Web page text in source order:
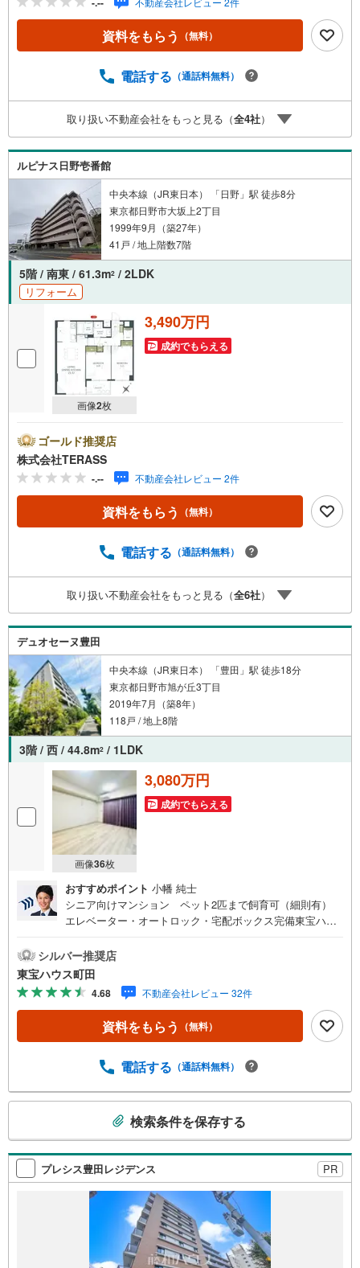
歩14分■全居室採光有（LDと洋室1室は2面採光）■LDが見
渡せる対面式キッチン■遮音効果の高い防音サッシ■結露を
抑え断熱性もある複層ガラス■24時間ゴミ出し可能で室内
資料をもらう （無料）
電話する （通話料無料）
取り扱い不動産会社をもっと見る（全4社）
ルピナス日野壱番館
中央本線（JR東日本） 「日野」駅 徒歩8分
東京都日野市大坂上2丁目
1999年9月（築27年）
41戸 / 地上階数7階
5階 / 南東 / 61.3m2 / 2LDK
リフォーム
画像2枚
3,490万円
成約でもらえる
ゴールド推奨店
株式会社TERASS
-.-- 不動産会社レビュー 2件
資料をもらう （無料）
電話する （通話料無料）
取り扱い不動産会社をもっと見る（全6社）
デュオセーヌ豊田
中央本線（JR東日本） 「豊田」駅 徒歩18分
東京都日野市旭が丘3丁目
2019年7月（築8年）
118戸 / 地上8階
3階 / 西 / 44.8m2 / 1LDK
画像36枚
3,080万円
成約でもらえる
おすすめポイント 小幡 純士
シニア向けマンション ペット2匹まで飼育可（細則有）
エレベーター・オートロック・宅配ボックス完備東宝ハウ
始めます。お客様のお話をきちんとお聞きし、しっかり話
し合う「心」のコミュニケーションが大切になります。だ
からこそ、それぞれのお客様にベストな「住まい」をご提
案をすることができるのです。インターネット予約で当日
見学が可能！（1）［室内・現地を見学する］をクリック
（2）本日～4日以内をご希望の方は「ご要望・ご質問欄」
5年度中間期の売買仲介実績において、全国第9位の売買仲
に感謝してこれからも楽しく素敵なお家探しをお約束しま
す。お家探しを始めてみようと思われたらまずは、お気軽
に東宝ハウス町田に相談してみませんか？スタッフ一同お
客様のお問合せをお待ちしております。
シルバー推奨店
東宝ハウス町田
4.68 不動産会社レビュー 32件
資料をもらう （無料）
電話する （通話料無料）
検
索
条
検索条件を保存する
プレシス豊田レジデンス PR